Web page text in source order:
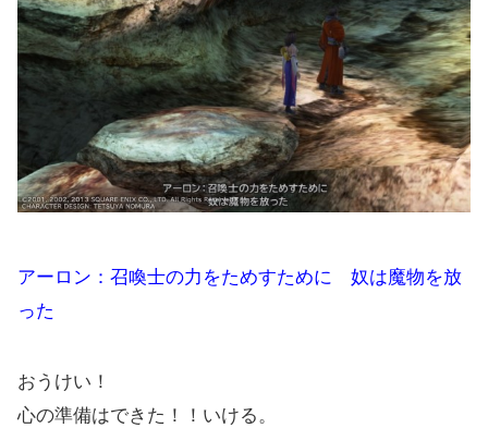
アーロン：召喚士の力をためすために 奴は魔物を放
った
おうけい！
心の準備はできた！！いける。